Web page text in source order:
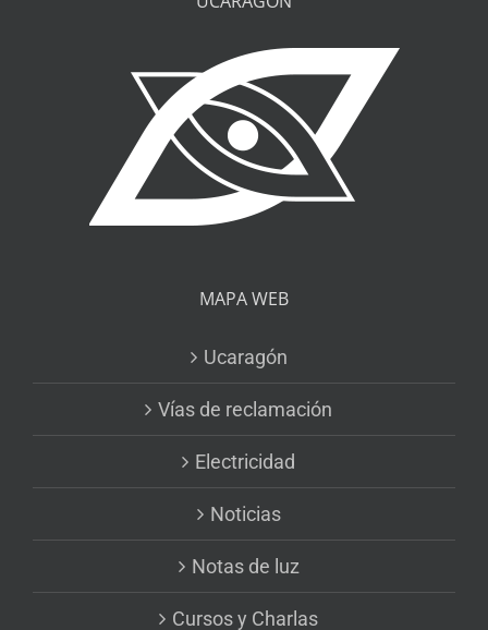
MAPA WEB
Ucaragón
Vías de reclamación
Electricidad
Noticias
Notas de luz
Cursos y Charlas